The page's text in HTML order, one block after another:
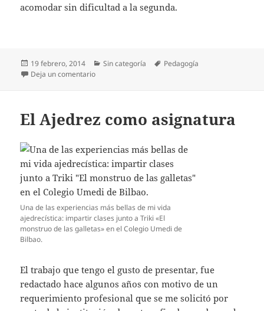
acomodar sin dificultad a la segunda.
Publicado
el
19 febrero, 2014 Categorías
Sin categoría Etiquetas
Pedagogía
Deja un comentarioen Norma y Excepción en pedagogía ajedrecista
El Ajedrez como asignatura
Una de las experiencias más bellas de mi vida
ajedrecística: impartir clases junto a Triki «El
monstruo de las galletas» en el Colegio Umedi de
Bilbao.
El trabajo que tengo el gusto de presentar, fue
redactado hace algunos años con motivo de un
requerimiento profesional que se me solicitó por